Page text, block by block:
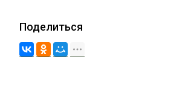
Поделиться